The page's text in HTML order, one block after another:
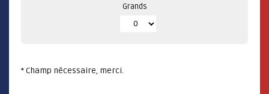
Grands
* Champ nécessaire, merci.